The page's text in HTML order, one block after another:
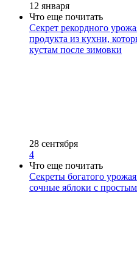
12 января
Что еще почитать
Секрет рекордного
продукта из кухни,
кустам после зимовки
28 сентября
4
Что еще почитать
Секреты богатого
сочные яблоки с